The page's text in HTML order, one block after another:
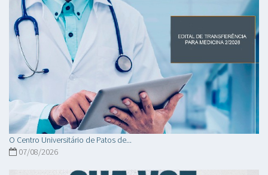
O Centro Universitário de Patos de...
07/08/2026